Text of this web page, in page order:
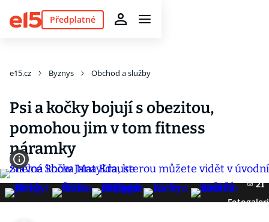
Předplatné
e15.cz Byznys Obchod a služby
Psi a kočky bojují s obezitou,
pomohou jim v tom fitness
náramky
21